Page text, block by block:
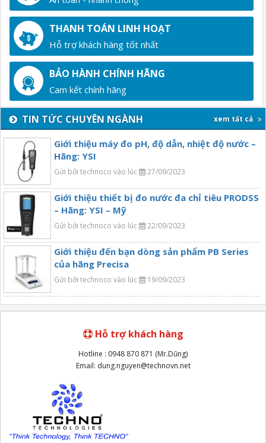
THANH TOÁN LINH HOẠT
Hỗ trợ khách hàng tốt nhất
BẢO HÀNH CHÍNH HÃNG
Cam kết chính hãng
TIN TỨC CHUYÊN NGÀNH xem tất cả
Giới thiệu máy đo pH, độ dẫn, nhiệt độ nước –
Hãng: YSI
Gửi bởi technoco vào lúc 27/09/2023
Giới thiệu thiết bị đo nước đa chỉ tiêu PRODSS
– Hãng: YSI – Mỹ
Gửi bởi technoco vào lúc 22/09/2023
Giới thiệu đến bạn dòng sản phẩm PB Series
của hãng Precisa
Gửi bởi technoco vào lúc 19/09/2023
Hỗ trợ khách hàng
Hotline : 0948 870 871 (Mr.Dũng)
Email: dung.nguyen@technovn.net